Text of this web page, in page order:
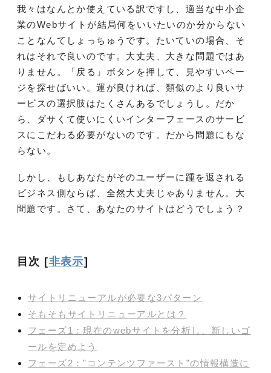
我々はなんとか使えている訳ですし、適当な中小企
業のWebサイトが結局何をいいたいのか分からない
ことなんてしょっちゅうです。たいていの場合、そ
れはそれで良いのです。大丈夫、大きな問題ではあ
りません。「戻る」ボタンを押して、見やすいペー
ジを探せばいい。運が良ければ、類似のより良いサ
ービスの選択肢はたくさんあるでしょうし。だか
ら、ダサくて使いにくいインターフェースのサービ
スにこだわる必要がないのです。だから問題にもな
らない。
しかし、もしあなたがそのユーザーに踵を返される
ビジネス側ならば、全然大丈夫じゃありません。大
問題です。さて、あなたのサイトはどうでしょう？
目次 [非表示]
サイトリニューアルが必要な3パターン
そもそもサイトリニューアルとは？
フェーズ1：現在のwebサイトを分析し、新しいゴ
ールを定めよう
フェーズ2：”コンテンツファースト”の情報構造に